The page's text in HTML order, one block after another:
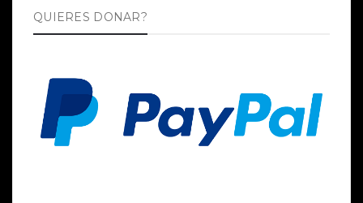
QUIERES DONAR?